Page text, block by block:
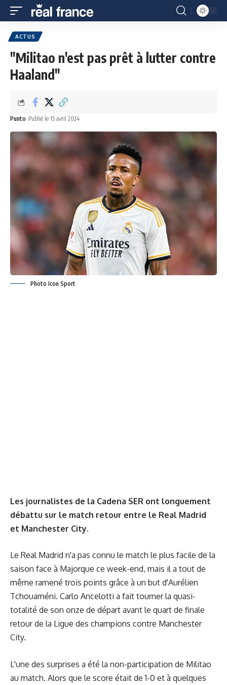
ACTUS
"Militao n'est pas prêt à lutter contre
Haaland"
Punto Publié le 15 avril 2024
Photo Icon Sport
Les journalistes de la Cadena SER ont longuement
débattu sur le match retour entre le Real Madrid
et Manchester City.
Le Real Madrid n'a pas connu le match le plus facile de la
saison face à Majorque ce week-end, mais il a tout de
même ramené trois points grâce à un but d'Aurélien
Tchouaméni. Carlo Ancelotti a fait tourner la quasi-
totalité de son onze de départ avant le quart de finale
retour de la Ligue des champions contre Manchester
City.
L'une des surprises a été la non-participation de Militao
au match. Alors que le score était de 1-0 et à quelques